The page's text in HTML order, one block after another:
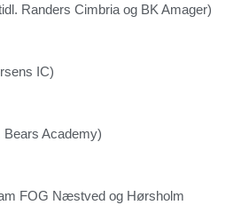
Randers Cimbria og BK Amager)
IC)
Bears Academy)
FOG Næstved og Hørsholm